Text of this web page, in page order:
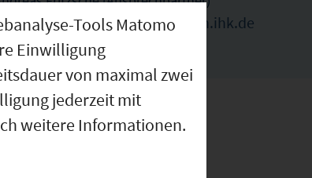
andreas.fritzsche@muenchen.ihk.de
089-5116-1785
Tools Matomo
Einwilligung
von maximal zwei
jederzeit mit
weitere Informationen.